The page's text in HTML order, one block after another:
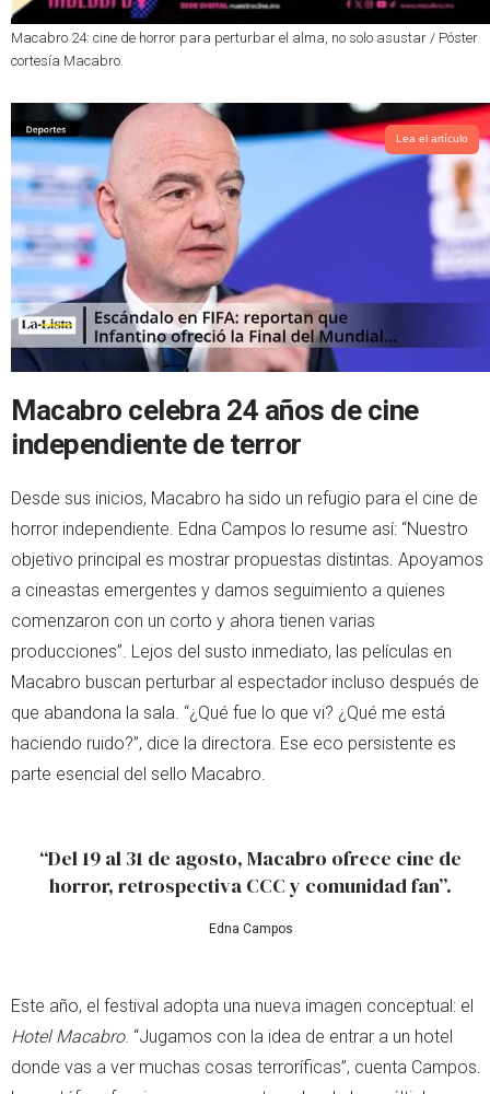
Macabro 24: cine de horror para perturbar el alma, no solo asustar / Póster
cortesía Macabro.
Lea el artículo
Macabro celebra 24 años de cine
independiente de terror
Desde sus inicios, Macabro ha sido un refugio para el cine de
horror independiente. Edna Campos lo resume así: “Nuestro
objetivo principal es mostrar propuestas distintas. Apoyamos
a cineastas emergentes y damos seguimiento a quienes
comenzaron con un corto y ahora tienen varias
producciones”. Lejos del susto inmediato, las películas en
Macabro buscan perturbar al espectador incluso después de
que abandona la sala. “¿Qué fue lo que vi? ¿Qué me está
haciendo ruido?”, dice la directora. Ese eco persistente es
parte esencial del sello Macabro.
“Del 19 al 31 de agosto, Macabro ofrece cine de
horror, retrospectiva CCC y comunidad fan”.
Edna Campos
Este año, el festival adopta una nueva imagen conceptual: el
Hotel Macabro. “Jugamos con la idea de entrar a un hotel
donde vas a ver muchas cosas terroríficas”, cuenta Campos.